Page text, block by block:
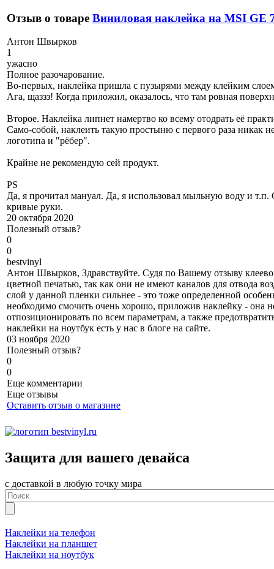
Отзыв о товаре Виниловая наклейка на MSI GE
Антон Швырков
1
ужасно
Полное разочарование.
Во-первых, наклейка пришла с пузырями между клейким
Ага, щаззз! Когда приложил, оказалось, что там ровная
Второе. Наклейка липнет намертво ко всему отодрать её
Само-собой, наклеить такую простыню с первого раза никак
логотипа и "рёбер".
Крайне не рекомендую сей продукт.
PS
Да, я прочитал мануал. Да, я использовал мыльную воду и
кривые руки.
20 октября 2020
Полезный отзыв?
0
0
bestvinyl
Антон Швырков, Здравствуйте. Судя по Вашему отзыву
цветной печатью, так как они не имеют каналов для отвода
слой у данной пленки сильнее - это тоже определенной
необходимо смочить очень хорошо, приложив наклейку - она
отпозиционировать по всем параметрам, а также
наклейки на ноутбук есть у нас в блоге на сайте.
03 ноября 2020
Полезный отзыв?
0
0
Еще комментарии
Еще отзывы
Оставить отзыв о магазине
Защита для вашего девайса
с доставкой в любую точку мира
Наклейки на телефон
Наклейки на планшет
Наклейки на ноутбук